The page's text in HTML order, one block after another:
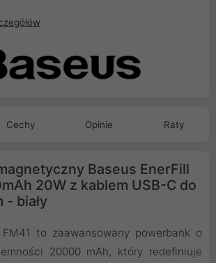
Cechy Opinie Raty
Baseus EnerFill
20W z kablem USB-C do
- biały
to zaawansowany powerbank o
20000 mAh, który redefiniuje